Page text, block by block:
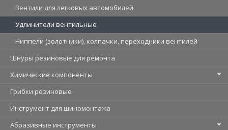
Вентили для легковых автомобилей
Удлинители вентильные
Ниппели (золотники), колпачки, переходники вентилей
Шнуры резиновые для ремонта
Химические компоненты
Грибки резиновые
Инструмент для шиномонтажа
Абразивные инструменты